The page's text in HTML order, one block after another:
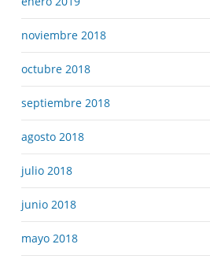
noviembre 2018
octubre 2018
septiembre 2018
agosto 2018
julio 2018
junio 2018
mayo 2018